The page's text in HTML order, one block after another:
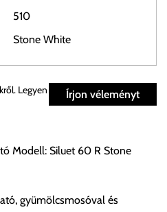
510
Stone White
a beérkezést követően
Cégcsoportunk Stúdiójában
Írjon véleményt
Legyen
Modell: Siluet 60 R Stone
gyümölcsmosóval és